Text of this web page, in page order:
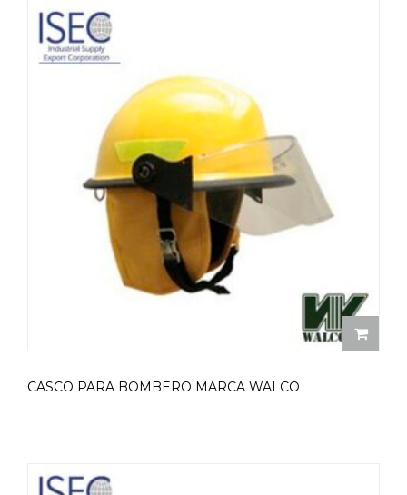
CASCO PARA BOMBERO MARCA WALCO